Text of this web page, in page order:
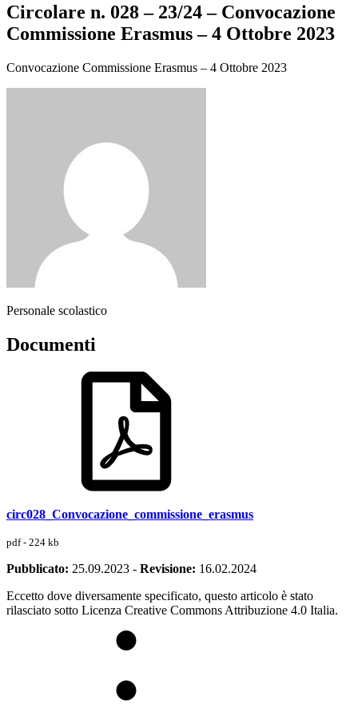
Circolare n. 028 – 23/24 – Convocazione
Commissione Erasmus – 4 Ottobre 2023
Convocazione Commissione Erasmus – 4 Ottobre 2023
Personale scolastico
Documenti
circ028_Convocazione_commissione_erasmus
pdf - 224 kb
Pubblicato: 25.09.2023 - Revisione: 16.02.2024
Eccetto dove diversamente specificato, questo articolo è stato
rilasciato sotto Licenza Creative Commons Attribuzione 4.0 Italia.